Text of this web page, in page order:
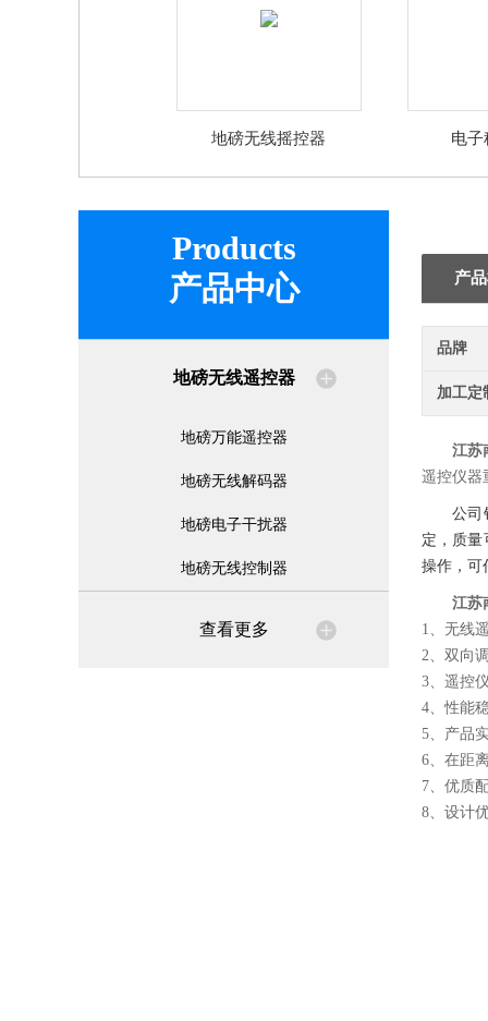
地磅无线摇控器 电子
Products
产品中心
地磅无线遥控器
地磅万能遥控器
地磅无线解码器
地磅电子干扰器
地磅无线控制器
查看更多
产
品牌
加工定
江苏
遥控仪器
公司
定，质量
操作，可
江苏
1、无线
2、双向
3、遥控
4、性能
5、产品
6、在距
7、优质
8、设计